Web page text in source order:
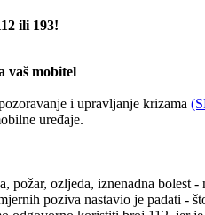
ili 193!
vaš mobitel
i upravljanje krizama
uređaje.
požar, ozljeda, iznenadna
poziva nastavio je padati -